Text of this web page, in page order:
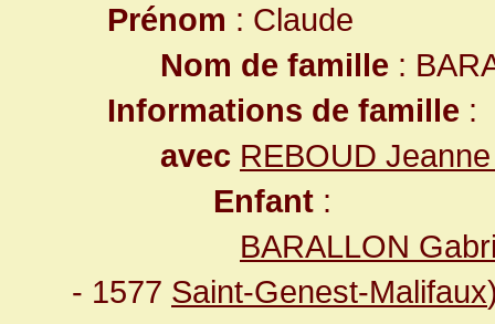
Prénom : Claude
Nom de famille :
Informations de famille :
avec REBOUD
Enfant :
BARALLON
- 1577 Saint-Genest-Malifaux